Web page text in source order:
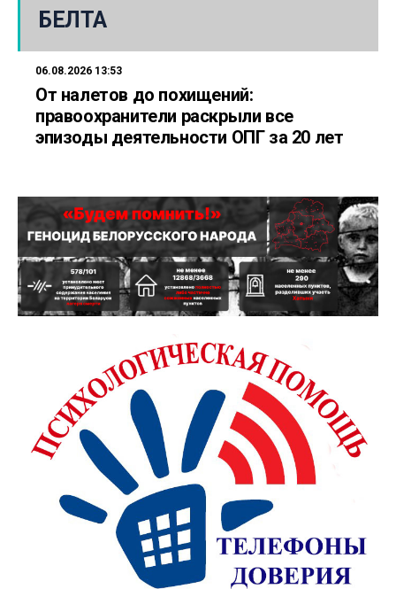
БЕЛТА
06.08.2026 13:53
От налетов до похищений:
правоохранители раскрыли все
эпизоды деятельности ОПГ за 20 лет